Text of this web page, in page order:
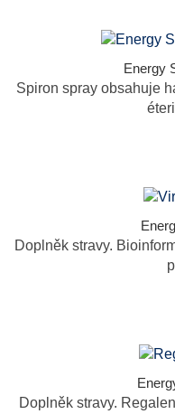
Energy
Spiron spray obsahuje
Doplněk stravy.
Doplněk stravy.